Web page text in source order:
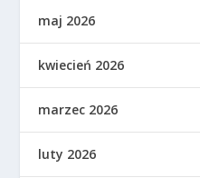
maj 2026
kwiecień 2026
marzec 2026
luty 2026